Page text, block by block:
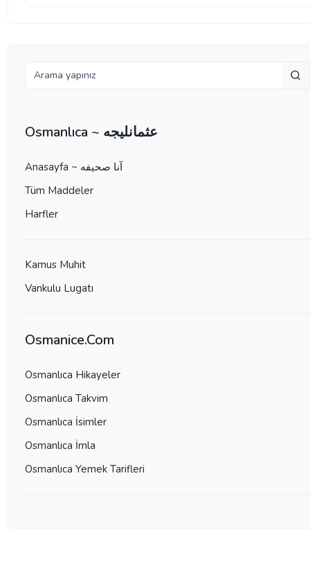
Osmanlıca ~ عثمانليجه
Anasayfa ~ آنا صحيفه
Tüm Maddeler
Harfler
Kamus Muhit
Vankulu Lugatı
Osmanice.Com
Osmanlıca Hikayeler
Osmanlıca Takvim
Osmanlıca İsimler
Osmanlıca İmla
Osmanlıca Yemek Tarifleri